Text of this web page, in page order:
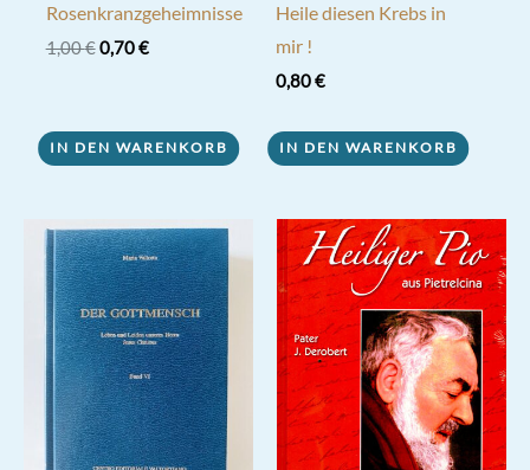
Rosenkranzgeheimnisse
1,00€ Ursprünglicher
0,70€Aktueller
IN DEN WARENKORB
Heile diesen Krebs in
mir !
0,80€
IN DEN WARENKORB